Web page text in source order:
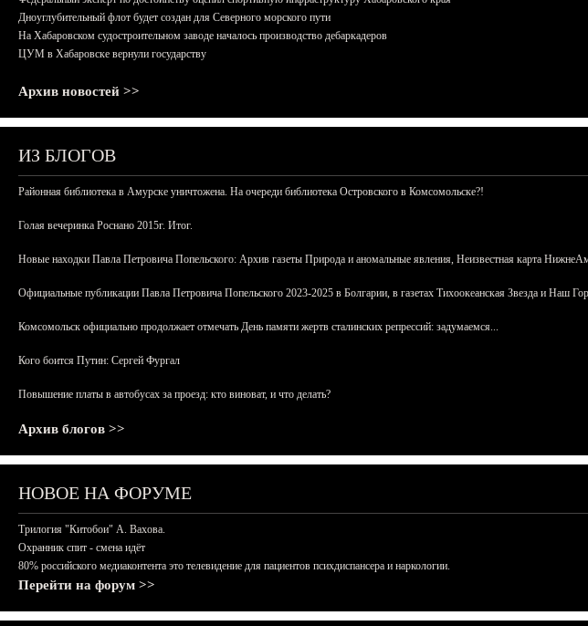
Дноуглубительный флот будет создан для Северного морского пути
На Хабаровском судостроительном заводе началось производство дебаркадеров
ЦУМ в Хабаровске вернули государству
Архив новостей >>
ИЗ БЛОГОВ
Районная библиотека в Амурске уничтожена. На очереди библиотека Островского в Комсомольске?!
Голая вечеринка Роснано 2015г. Итог.
Новые находки Павла Петровича Попельского: Архив газеты Природа и аномальные явления, Неизвестная карта
Официальные публикации Павла Петровича Попельского 2023-2025 в Болгарии, в газетах Тихоокеанская Звезда и Наш
Комсомольск официально продолжает отмечать День памяти жертв сталинских репрессий: задумаемся...
Кого боится Путин: Сергей Фургал
Повышение платы в автобусах за проезд: кто виноват, и что делать?
Архив блогов >>
НОВОЕ НА ФОРУМЕ
Трилогия "Китобои" А. Вахова.
Охранник спит - смена идёт
80% российского медиаконтента это телевидение для пациентов психдиспансера и наркологии.
Перейти на форум >>